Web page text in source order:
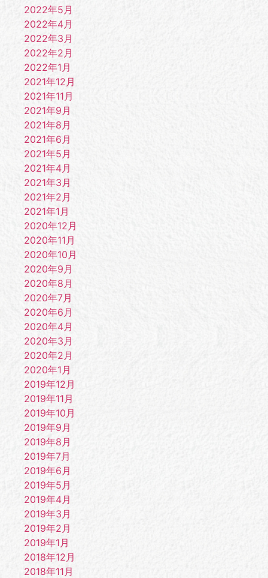
2022年5月
2022年4月
2022年3月
2022年2月
2022年1月
2021年12月
2021年11月
2021年9月
2021年8月
2021年6月
2021年5月
2021年4月
2021年3月
2021年2月
2021年1月
2020年12月
2020年11月
2020年10月
2020年9月
2020年8月
2020年7月
2020年6月
2020年4月
2020年3月
2020年2月
2020年1月
2019年12月
2019年11月
2019年10月
2019年9月
2019年8月
2019年7月
2019年6月
2019年5月
2019年4月
2019年3月
2019年2月
2019年1月
2018年12月
2018年11月